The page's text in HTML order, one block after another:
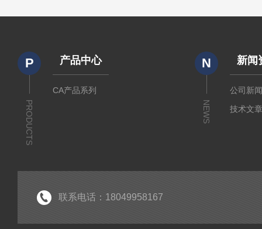
P
PRODUCTS
产品中心
CA产品系列
N
NEWS
新闻
公司新
技术文
联系电话：18049958167